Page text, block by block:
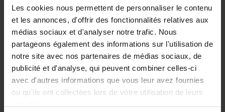
Les cookies nous permettent de personnaliser le contenu
et les annonces, d'offrir des fonctionnalités relatives aux
médias sociaux et d'analyser notre trafic. Nous
partageons également des informations sur l'utilisation de
notre site avec nos partenaires de médias sociaux, de
publicité et d'analyse, qui peuvent combiner celles-ci
avec d'autres informations que vous leur avez fournies
ou qu'ils ont collectées lors de votre utilisation de leurs
avec. «Je n’utilise aucun produit chimique. Or la chasse
ne suffit pas toujours à empêcher les dégâts.»
Respect du terroir
Accepter pleinement la nature fait partie de la
philosophie de l’horticultrice. Parfois, elle laisse
quelques recoins se développer à leur guise, ce qui peut
réserver de belles surprises. Son jardin est propice à la